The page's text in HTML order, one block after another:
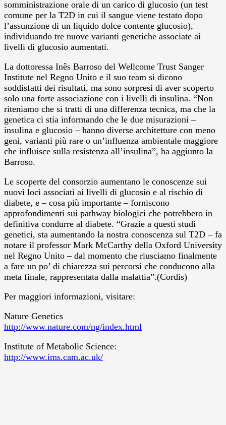
somministrazione orale di un carico di glucosio (un test
comune per la T2D in cui il sangue viene testato dopo
l’assunzione di un liquido dolce contente glucosio),
individuando tre nuove varianti genetiche associate ai
livelli di glucosio aumentati.
La dottoressa Inês Barroso del Wellcome Trust Sanger
Institute nel Regno Unito e il suo team si dicono
soddisfatti dei risultati, ma sono sorpresi di aver scoperto
solo una forte associazione con i livelli di insulina. “Non
riteniamo che si tratti di una differenza tecnica, ma che la
genetica ci stia informando che le due misurazioni –
insulina e glucosio – hanno diverse architetture con meno
geni, varianti più rare o un’influenza ambientale maggiore
che influisce sulla resistenza all’insulina”, ha aggiunto la
Barroso.
Le scoperte del consorzio aumentano le conoscenze sui
nuovi loci associati ai livelli di glucosio e al rischio di
diabete, e – cosa più importante – forniscono
approfondimenti sui pathway biologici che potrebbero in
definitiva condurre al diabete. “Grazie a questi studi
genetici, sta aumentando la nostra conoscenza sul T2D – fa
notare il professor Mark McCarthy della Oxford University
nel Regno Unito – dal momento che riusciamo finalmente
a fare un po’ di chiarezza sui percorsi che conducono alla
meta finale, rappresentata dalla malattia”.(Cordis)
Per maggiori informazioni, visitare:
Nature Genetics
http://www.nature.com/ng/index.html
Institute of Metabolic Science:
http://www.ims.cam.ac.uk/